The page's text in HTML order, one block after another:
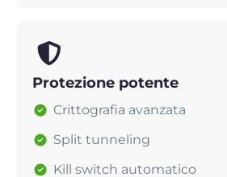
Protezione potente
Crittografia avanzata
Split tunneling
Kill switch automatico